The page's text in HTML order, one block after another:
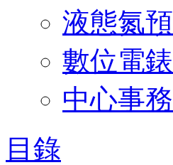
液態氮
數位電
中心事
目錄